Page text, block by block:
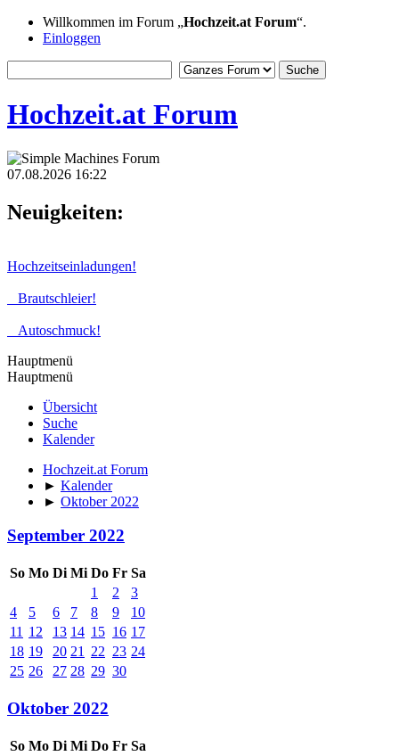
Willkommen im Forum „Hochzeit.at Forum“.
Einloggen
Hochzeit.at Forum
07.08.2026 16:22
Neuigkeiten:
Hochzeitseinladungen!
Brautschleier!
Autoschmuck!
Hauptmenü
Hauptmenü
Übersicht
Suche
Kalender
Hochzeit.at Forum
► Kalender
► Oktober 2022
September 2022
So Mo Di Mi Do Fr Sa
1
2
3
4
5 6 7 8 9
10
11 12 13 14 15 16 17
18 19 20 21 22 23 24
25 26 27 28 29 30
Oktober 2022
So Mo Di Mi Do Fr Sa